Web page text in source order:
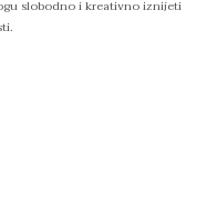
slobodno i kreativno iznijeti